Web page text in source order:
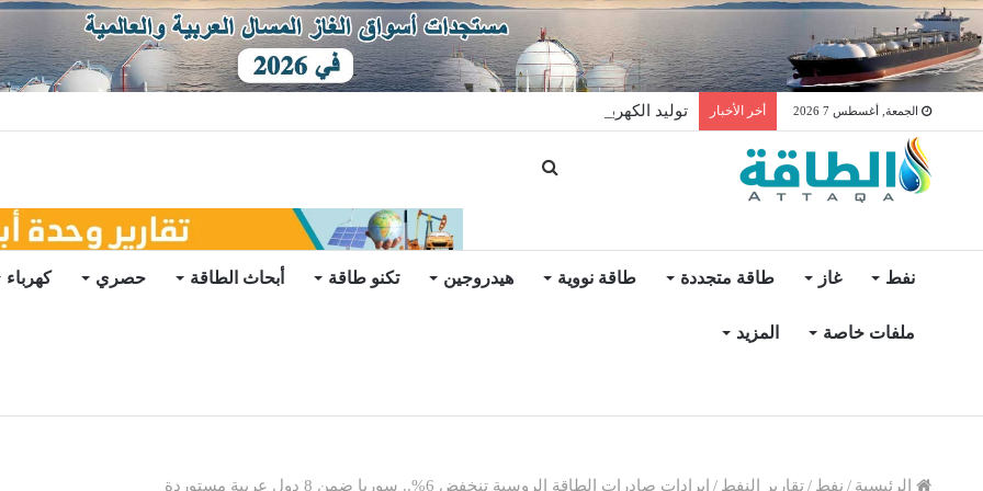
الجمعة, أغسطس 7 2026 أخر الأخبار توليد الكهرباء بالغاز في الإمارات يرتفع للعام الثاني
نفط غاز طاقة متجددة طاقة نووية هيدروجين تكنو طاقة أبحاث الطاقة حصري كهرباء
ملفات خاصة المزيد
الرئيسية / نفط /تقارير النفط / إيرادات صادرات الطاقة الروسية تنخفض 6%.. سوريا ضمن 8 دول عربية مستوردة